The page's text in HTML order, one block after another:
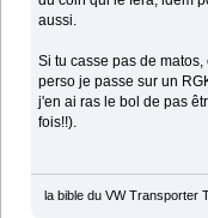
aussi.
Si tu casse pas de
perso je passe sur un
j'en ai ras le bol de pas
fois!!).
la bible du VW Transporter